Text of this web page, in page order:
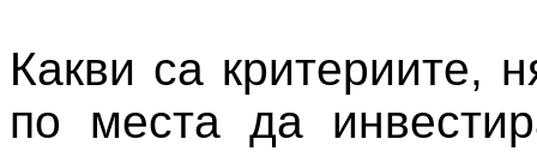
Какви са критериите,
по места да